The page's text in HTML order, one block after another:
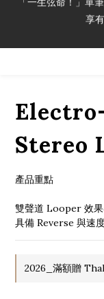
「一生弦命！」單
享
加入會員即領
享
Stereo
產品重點
雙聲道 Looper 效果
具備 Reverse 與速
2026_滿額贈